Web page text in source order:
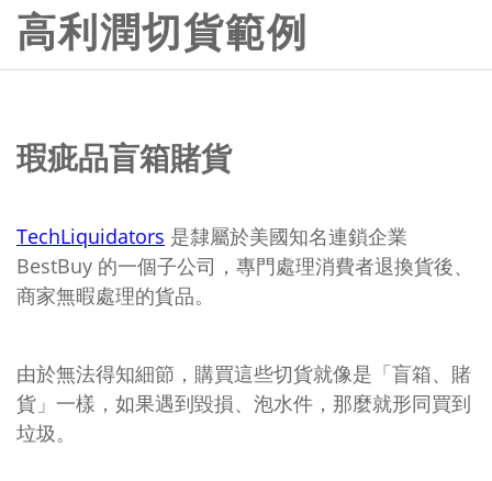
高利潤切貨範例
瑕疵品盲箱賭貨
TechLiquidators 是隸屬於美國知名連鎖企業
BestBuy 的一個子公司，專門處理消費者退換貨後、
商家無暇處理的貨品。
由於無法得知細節，購買這些切貨就像是「盲箱、賭
貨」一樣，如果遇到毀損、泡水件，那麼就形同買到
垃圾。